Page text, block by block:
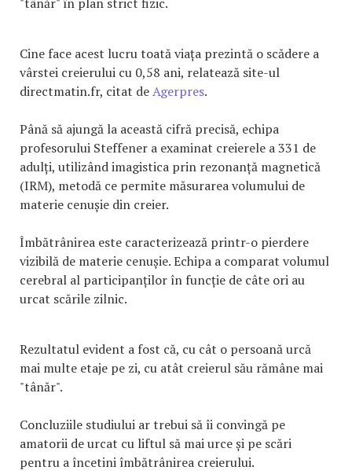
Cine face acest lucru toată viața prezintă o scădere a
vârstei creierului cu 0,58 ani, relatează site-ul
directmatin.fr, citat deAgerpres.
Până să ajungă la această cifră precisă, echipa
profesorului Steffener a examinat creierele a 331 de
adulți, utilizând imagistica prin rezonanță magnetică
(IRM), metodă ce permite măsurarea volumului de
materie cenușie din creier.
Îmbătrânirea este caracterizează printr-o pierdere
vizibilă de materie cenușie. Echipa a comparat volumul
cerebral al participanților în funcție de câte ori au
urcat scările zilnic.
Rezultatul evident a fost că, cu cât o persoană urcă
mai multe etaje pe zi, cu atât creierul său rămâne mai
"tânăr".
Concluziile studiului ar trebui să îi convingă pe
amatorii de urcat cu liftul să mai urce și pe scări
pentru a încetini îmbătrânirea creierului.